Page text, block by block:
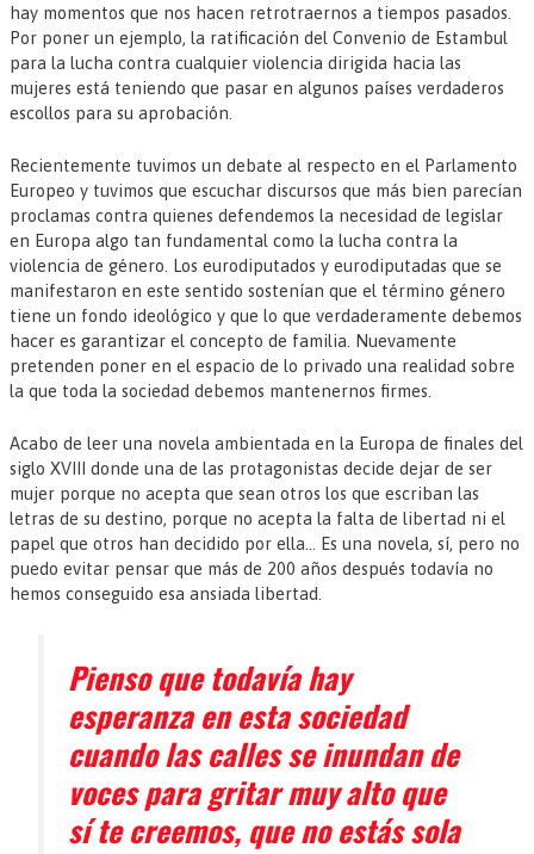
hay momentos que nos hacen retrotraernos a tiempos pasados.
Por poner un ejemplo, la ratificación del Convenio de Estambul
para la lucha contra cualquier violencia dirigida hacia las
mujeres está teniendo que pasar en algunos países verdaderos
escollos para su aprobación.
Recientemente tuvimos un debate al respecto en el Parlamento
Europeo y tuvimos que escuchar discursos que más bien parecían
proclamas contra quienes defendemos la necesidad de legislar
en Europa algo tan fundamental como la lucha contra la
violencia de género. Los eurodiputados y eurodiputadas que se
manifestaron en este sentido sostenían que el término género
tiene un fondo ideológico y que lo que verdaderamente debemos
hacer es garantizar el concepto de familia. Nuevamente
pretenden poner en el espacio de lo privado una realidad sobre
la que toda la sociedad debemos mantenernos firmes.
Acabo de leer una novela ambientada en la Europa de finales del
siglo XVIII donde una de las protagonistas decide dejar de ser
mujer porque no acepta que sean otros los que escriban las
letras de su destino, porque no acepta la falta de libertad ni el
papel que otros han decidido por ella… Es una novela, sí, pero no
puedo evitar pensar que más de 200 años después todavía no
hemos conseguido esa ansiada libertad.
Pienso que todavía hay
esperanza en esta sociedad
cuando las calles se inundan de
voces para gritar muy alto que
sí te creemos, que no estás sola